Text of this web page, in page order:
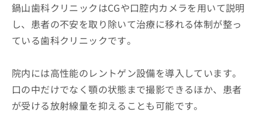
鍋山歯科クリニックはCGや口腔内カメラを用いて説明
し、患者の不安を取り除いて治療に移れる体制が整っ
ている歯科クリニックです。
院内には高性能のレントゲン設備を導入しています。
口の中だけでなく顎の状態まで撮影できるほか、患者
が受ける放射線量を抑えることも可能です。